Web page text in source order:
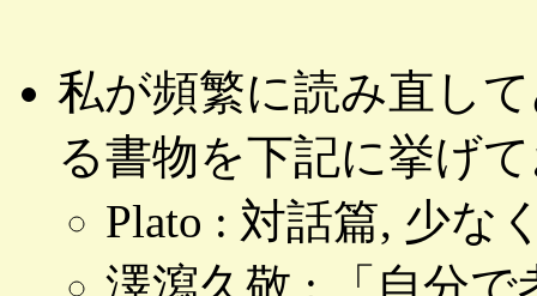
私が頻繁に読み直し
る書物を下記に挙げ
Plato : 対話篇, 少な
澤瀉久敬 : 「自分